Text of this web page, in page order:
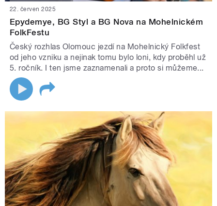
22. červen 2025
Epydemye, BG Styl a BG Nova na Mohelnickém
FolkFestu
Český rozhlas Olomouc jezdí na Mohelnický Folkfest
od jeho vzniku a nejinak tomu bylo loni, kdy proběhl už
5. ročník. I ten jsme zaznamenali a proto si můžeme...